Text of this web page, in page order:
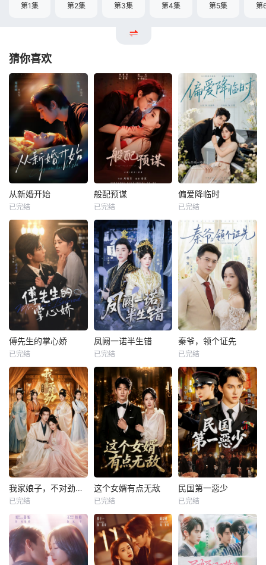
第1集 第2集 第3集 第4集 第5集 第
猜你喜欢
从新婚开始
已完结
般配预谋
已完结
偏爱降临时
已完结
傅先生的掌心娇
已完结
凤阙一诺半生错
已完结
秦爷，领个证先
已完结
我家娘子，不对劲第四季
已完结
这个女婿有点无敌
已完结
民国第一惡少
已完结